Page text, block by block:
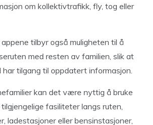
om kollektivtrafikk, fly, tog eller
tilbyr også muligheten til å
med resten av familien, slik at
tilgang til oppdatert informasjon.
kan det være nyttig å bruke
fasiliteter langs ruten,
ladestasjoner eller bensinstasjoner,